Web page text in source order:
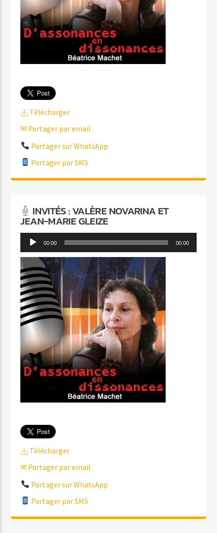
Télécharger
✉ Partager par email
Partager sur WhatsApp
Partager par SMS
INVITÉS : VALÈRE NOVARINA ET
JEAN-MARIE GLEIZE
Lecteur 00:00 00:00
Télécharger
✉ Partager par email
Partager sur WhatsApp
Partager par SMS